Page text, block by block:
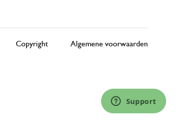
Copyright Algemene voorwaarden
Support